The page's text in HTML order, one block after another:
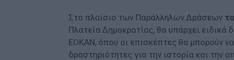
Στο πλαίσιο των Παράλληλων Δράσεων
Πλατεία Δημοκρατίας, θα υπάρχει ειδικά
ΕΟΚΑΝ, όπου οι επισκέπτες θα μπορούν
δραστηριότητες για την ιστορία και